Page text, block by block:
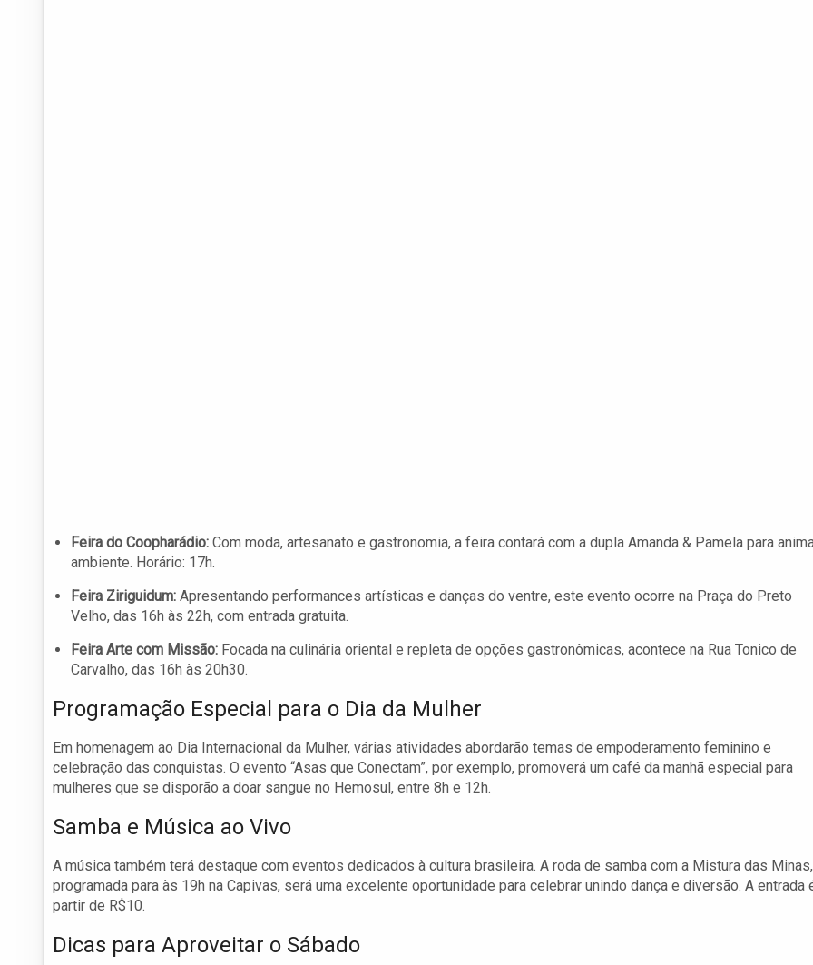
Feira do Coopharádio: Com moda, artesanato e gastronomia, a feira contará com a dupla Amanda & Pamela para
ambiente. Horário: 17h.
Feira Ziriguidum: Apresentando performances artísticas e danças do ventre, este evento ocorre na Praça do Preto
Velho, das 16h às 22h, com entrada gratuita.
Feira Arte com Missão: Focada na culinária oriental e repleta de opções gastronômicas, acontece na Rua Tonico de
Carvalho, das 16h às 20h30.
Programação Especial para o Dia da Mulher
Em homenagem ao Dia Internacional da Mulher, várias atividades abordarão temas de empoderamento feminino e
celebração das conquistas. O evento “Asas que Conectam”, por exemplo, promoverá um café da manhã especial para
mulheres que se disporão a doar sangue no Hemosul, entre 8h e 12h.
Samba e Música ao Vivo
A música também terá destaque com eventos dedicados à cultura brasileira. A roda de samba com a Mistura das Minas,
programada para às 19h na Capivas, será uma excelente oportunidade para celebrar unindo dança e diversão. A entrada
partir de R$10.
Dicas para Aproveitar o Sábado